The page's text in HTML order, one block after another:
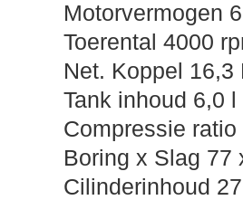
Motorvermogen
Toerental 4000
Net. Koppel 16,3
Tank inhoud 6,0 l
Compressie ratio
Boring x Slag 77
Cilinderinhoud